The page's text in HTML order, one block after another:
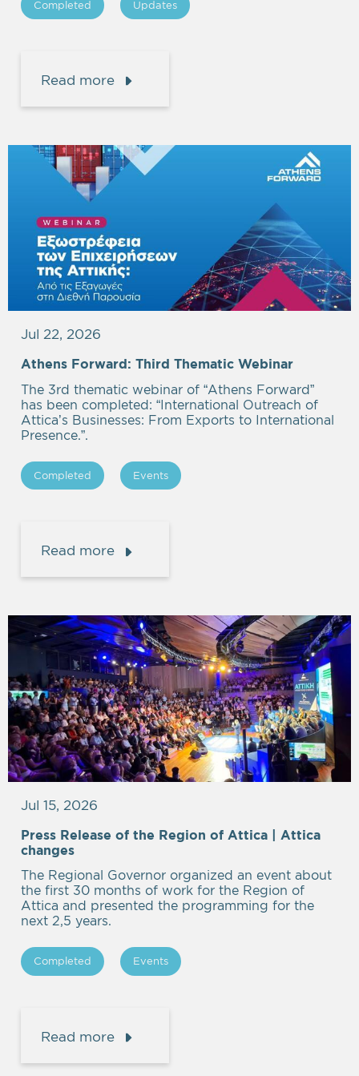
Completed Updates
Read more
Jul 22, 2026
Athens Forward: Third Thematic Webinar
The 3rd thematic webinar of “Athens Forward”
has been completed: “International Outreach of
Attica’s Businesses: From Exports to International
Presence.”.
Completed Events
Read more
Jul 15, 2026
Press Release of the Region of Attica | Attica
changes
The Regional Governor organized an event about
the first 30 months of work for the Region of
Attica and presented the programming for the
next 2,5 years.
Completed Events
Read more